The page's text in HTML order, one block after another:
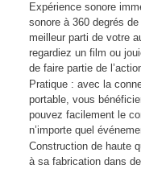
Expérience sonore
sonore à 360 degrés
meilleur parti de votre
regardiez un film ou
de faire partie de
Pratique : avec la
portable, vous
pouvez facilement le
n’importe quel
Construction de haute
à sa fabrication dans